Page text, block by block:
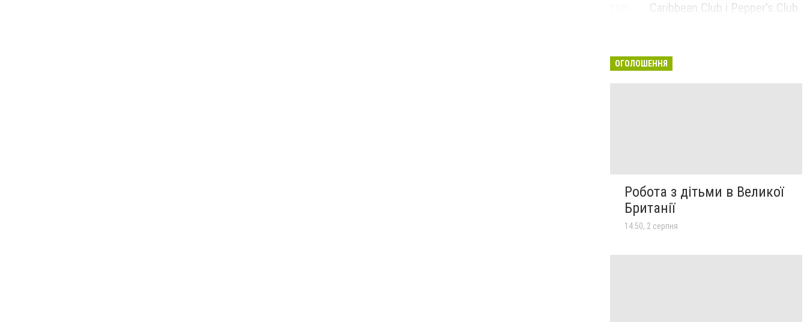
Caribbean Club і Pepper's Club
НОВИНИ КОМПАНІЙ
ОГОЛОШЕННЯ
Робота з дітьми в Великої
Британії
14:50, 2 серпня